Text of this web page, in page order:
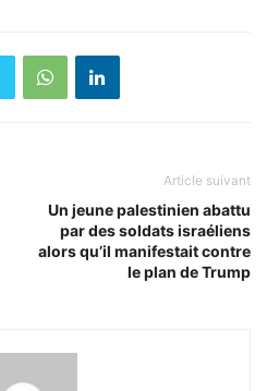
Article suivant
Un jeune palestinien abattu
par des soldats israéliens
alors qu’il manifestait contre
le plan de Trump